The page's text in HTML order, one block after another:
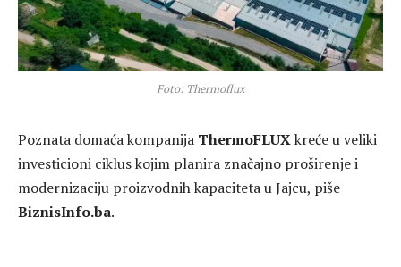
Foto: Thermoflux
Poznata domaća kompanija ThermoFLUXkreće u veliki
investicioni ciklus kojim planira značajno proširenje i
modernizaciju proizvodnih kapaciteta u Jajcu, piše
BiznisInfo.ba.